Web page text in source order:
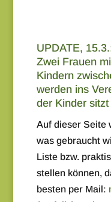
UPDATE,
Zwei Frauen
Kindern
werden ins
der Kinder
Auf dieser Seite
was gebraucht
Liste bzw.
stellen können,
besten per Mail: